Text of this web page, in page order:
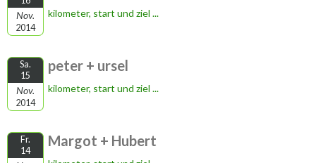
Nov.
2014
kilometer, start und ziel ...
Sa.
15
Nov.
2014
peter + ursel
kilometer, start und ziel ...
Fr.
14
Margot + Hubert